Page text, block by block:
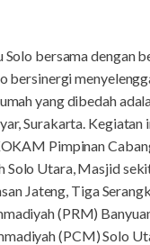
Solo bersama dengan
bersinergi
yang dibedah
Surakarta. Kegiatan
Pimpinan
Solo Utara, Masjid
Jateng, Tiga
(PRM)
(PCM) Solo